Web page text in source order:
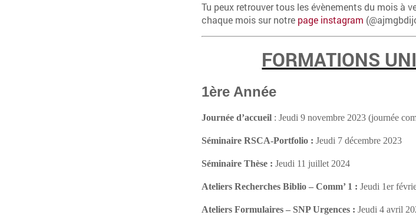
Tu peux retrouver tous les évènements du mois à
chaque mois sur notre page instagram
FORMATIONS
1ère Année
Journée d’accueil :Jeudi 9 novembre 2023(journée
Séminaire RSCA-Portfolio :Jeudi 7 décembre 2023
Séminaire Thèse : Jeudi 11 juillet 2024
Ateliers Recherches Biblio – Comm’ 1 :Jeudi 1er
Ateliers Formulaires – SNP Urgences :Jeudi 4 avril